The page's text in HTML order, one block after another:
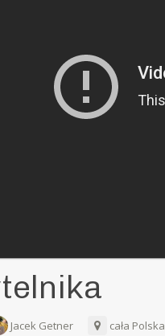
Jacek Getner cała Polska